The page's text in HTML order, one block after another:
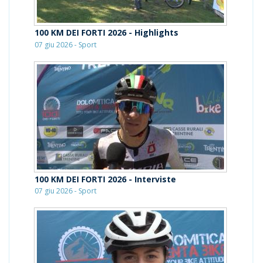
100 KM DEI FORTI 2026 - Highlights
07 giu 2026 - Sport
100 KM DEI FORTI 2026 - Interviste
07 giu 2026 - Sport